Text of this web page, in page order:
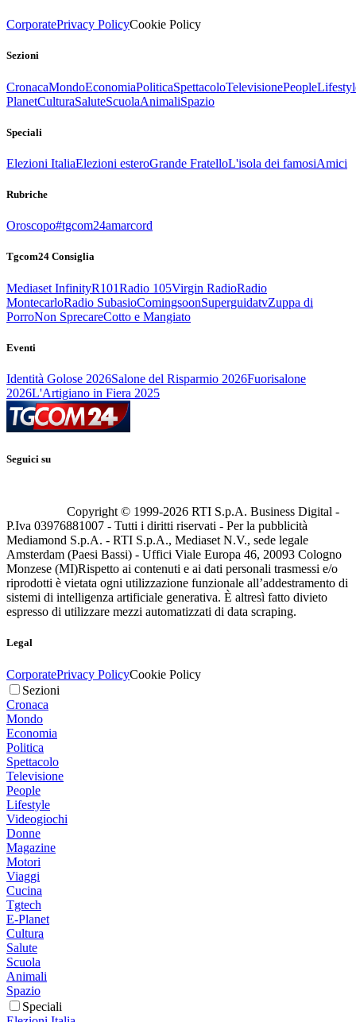
CorporatePrivacy PolicyCookie Policy
Sezioni
CronacaMondoEconomiaPoliticaSpettacoloTelevisionePeople
PlanetCulturaSaluteScuolaAnimaliSpazio
Speciali
Elezioni ItaliaElezioni esteroGrande FratelloL'isola dei famosiAmici
Rubriche
Oroscopo#tgcom24amarcord
Tgcom24 Consiglia
Mediaset InfinityR101Radio 105Virgin RadioRadio
MontecarloRadio SubasioComingsoonSuperguidatvZuppa di
PorroNon SprecareCotto e Mangiato
Eventi
Identità Golose 2026Salone del Risparmio 2026Fuorisalone
2026L'Artigiano in Fiera 2025
Seguici su
Copyright © 1999-2026 RTI S.p.A. Business Digital -
P.Iva 03976881007 - Tutti i diritti riservati - Per la pubblicità
Mediamond S.p.A. - RTI S.p.A., Mediaset N.V., sede legale
Amsterdam (Paesi Bassi) - Uffici Viale Europa 46, 20093 Cologno
Monzese (MI)Rispetto ai contenuti e ai dati personali trasmessi e/o
riprodotti è vietata ogni utilizzazione funzionale all’addestramento di
sistemi di intelligenza artificiale generativa. È altresì fatto divieto
espresso di utilizzare mezzi automatizzati di data scraping.
Legal
CorporatePrivacy PolicyCookie Policy
Sezioni
Cronaca
Mondo
Economia
Politica
Spettacolo
Televisione
People
Lifestyle
Videogiochi
Donne
Magazine
Motori
Viaggi
Cucina
Tgtech
E-Planet
Cultura
Salute
Scuola
Animali
Spazio
Speciali